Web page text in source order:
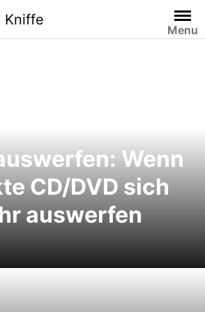
Kniffe
Menu
Wenn
CD/DVD sich
auswerfen